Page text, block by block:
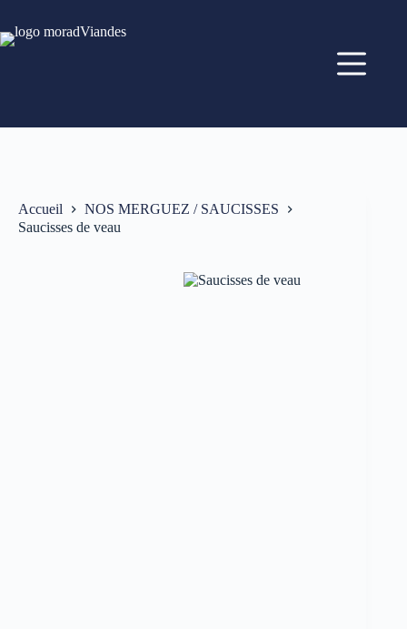
Accueil
NOS MERGUEZ / SAUCISSES
Saucisses de veau